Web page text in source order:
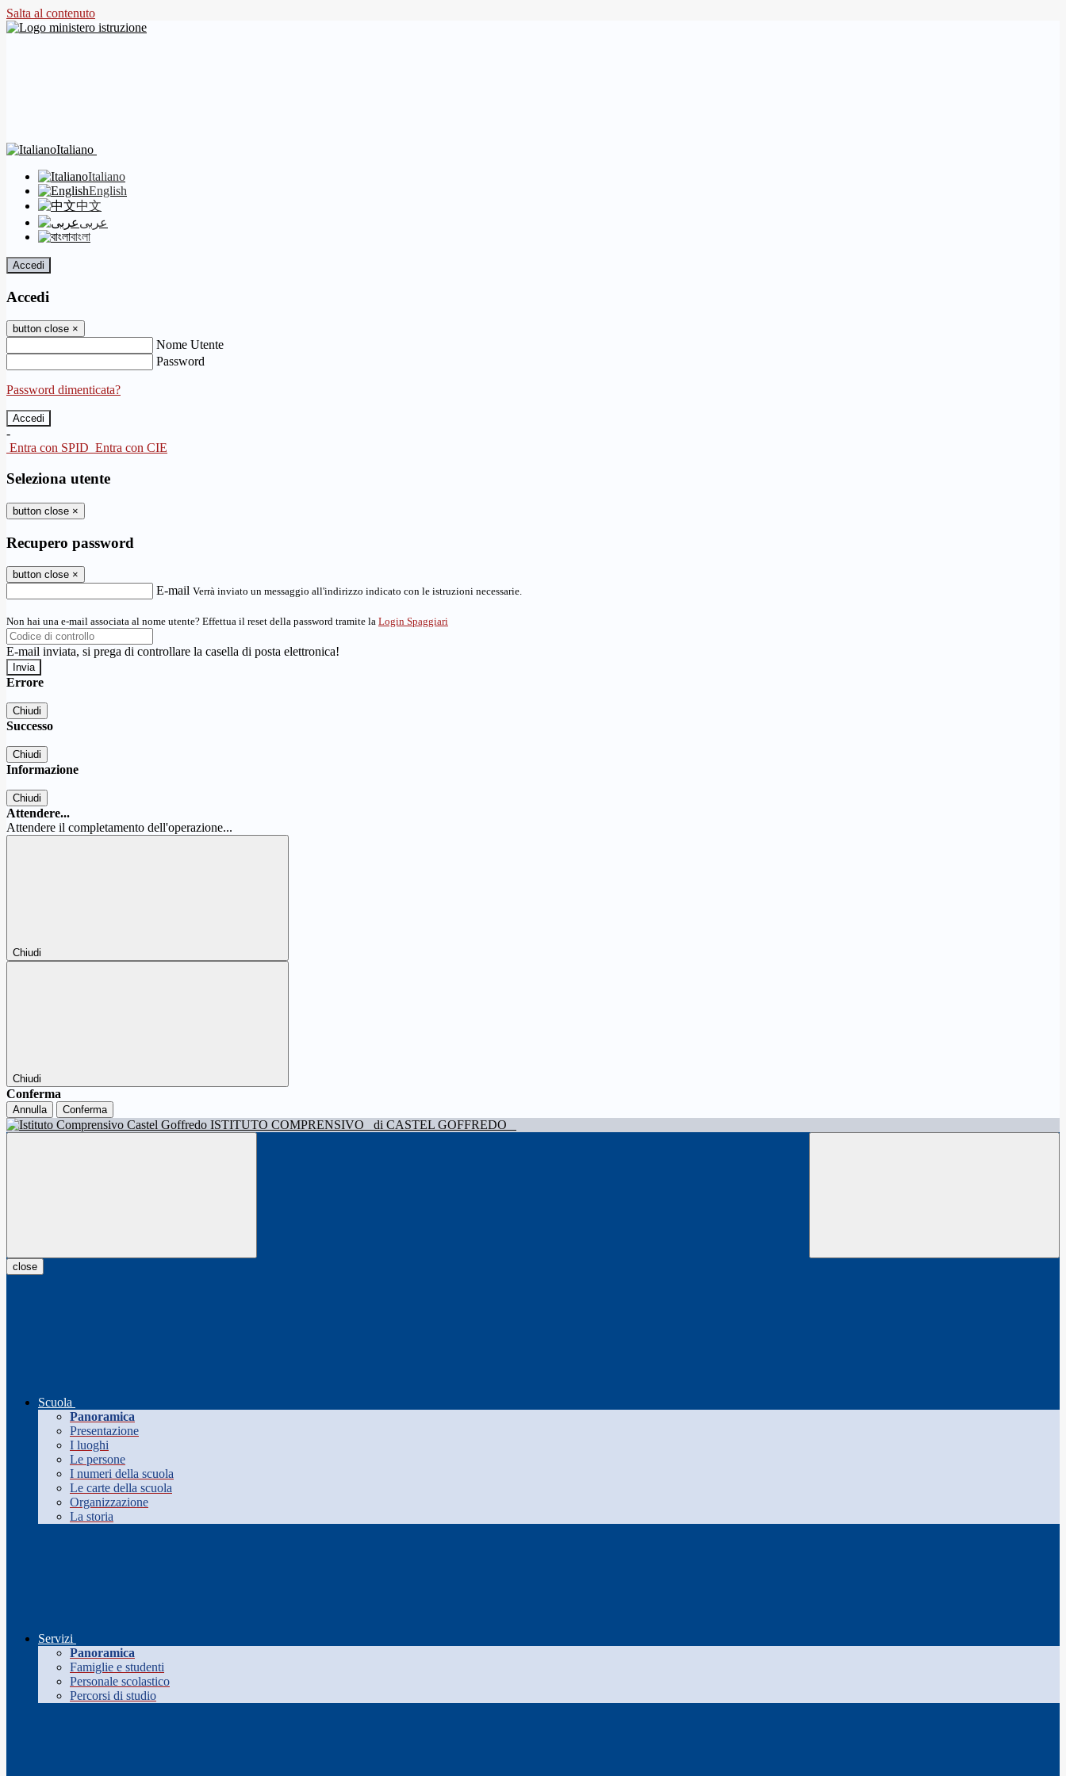
Salta al contenuto
Italiano
Italiano
English
中文
عربى
বাংলা
Accedi
Accedi
button close ×
Nome Utente
Password
Password dimenticata?
-
Entra con SPID Entra con CIE
Seleziona utente
button close ×
Recupero password
button close ×
E-mail Verrà inviato un messaggio all'indirizzo indicato con le istruzioni necessarie.
Non hai una e-mail associata al nome utente? Effettua il reset della password tramite la Login Spaggiari
E-mail inviata, si prega di controllare la casella di posta elettronica!
Errore
Chiudi
Successo
Chiudi
Informazione
Chiudi
Attendere...
Attendere il completamento dell'operazione...
Chiudi
Chiudi
Conferma
Annulla Conferma
ISTITUTO COMPRENSIVO di CASTEL GOFFREDO
close
Scuola
Panoramica
Presentazione
I luoghi
Le persone
I numeri della scuola
Le carte della scuola
Organizzazione
La storia
Servizi
Panoramica
Famiglie e studenti
Personale scolastico
Percorsi di studio